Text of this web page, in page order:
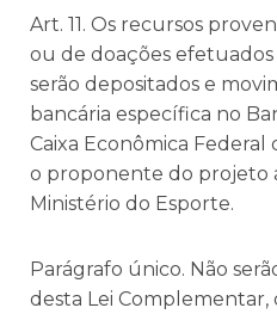
Art. 11. Os recursos
ou de doações
serão depositados e
bancária específica no
Caixa Econômica
o proponente do projeto
Ministério do Esporte.
Parágrafo único. Não
desta Lei Complementar,